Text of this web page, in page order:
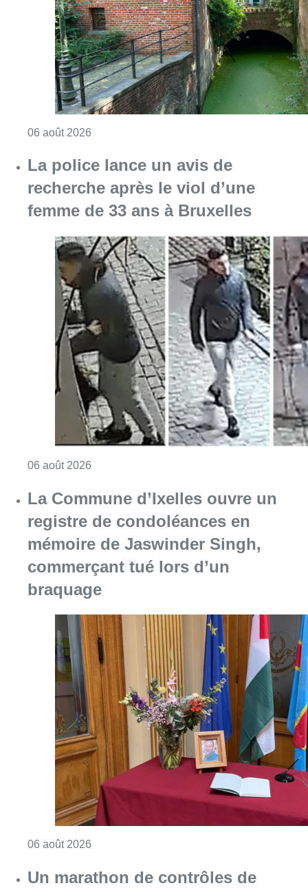
femme de 33 ans à Bruxelles
06 août 2026 Consulter l'article "La police lance un avis
La Commune d’Ixelles ouvre un
registre de condoléances en
mémoire de Jaswinder Singh,
commerçant tué lors d’un
braquage
06 août 2026 Consulter l'article "La Commune d’Ixelles
Un marathon de contrôles de
vitesse organisé ce week-end